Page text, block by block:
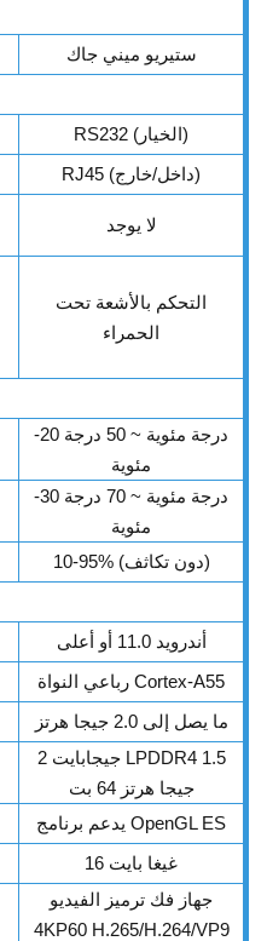
ستيريو ميني جاك
RS232 (الخيار)
RJ45 (داخل/خارج)
لا يوجد
التحكم بالأشعة تحت
الحمراء
-20 درجة مئوية ~ 50 درجة
مئوية
-30 درجة مئوية ~ 70 درجة
مئوية
10-95% (دون تكاثف)
أندرويد 11.0 أو أعلى
رباعي النواة Cortex-A55
ما يصل إلى 2.0 جيجا هرتز
2 جيجابايت LPDDR4 1.5
جيجا هرتز 64 بت
يدعم برنامج OpenGL ES
16 غيغا بايت
جهاز فك ترميز الفيديو
4KP60 H.265/H.264/VP9